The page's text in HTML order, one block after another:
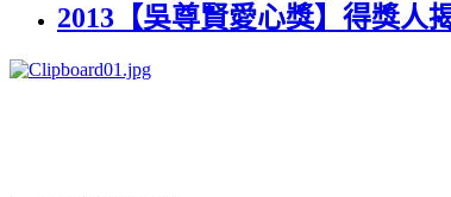
2013【吳尊賢愛心獎】得獎人